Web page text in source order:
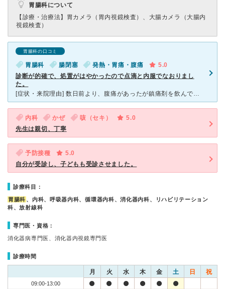
胃腸科について
【診療・治療法】 胃カメラ（胃内視鏡検査）、大腸カメラ（大腸内
視鏡検査）
胃腸科の口コミ
胃腸科 腸閉塞 発熱・胃痛・腹痛
5.0
診断が的確で、処置がはやかったので点滴と内服でなおりまし
た。
[症状・来院理由] 数日前より、腹痛があったが鎮痛剤を飲んでいた。一旦は落ち着いたが、その後も腹痛は続き、痛みの度合いが増し、吐き気があり眩暈がし我慢できなくなり以前知り合いより聴いていたクリニック
内科 かぜ 咳（セキ）
5.0
先生は親切、丁寧
予防接種
5.0
自分が受診し、子どもも受診させました。
診療科目：
胃腸科 、内科、呼吸器内科、循環器内科、消化器内科、リハビリテーション
科、放射線科
専門医・資格：
消化器病専門医、消化器内視鏡専門医
診療時間
月 火 水 木 金 土 日 祝
09:00-13:00